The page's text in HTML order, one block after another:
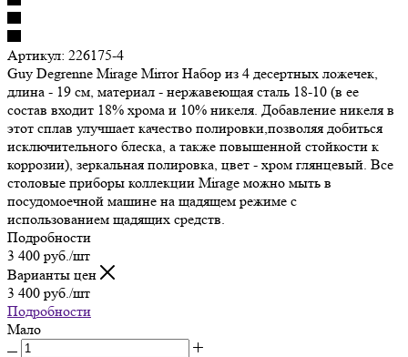
Артикул: 226175-4
Guy Degrenne Mirage Mirror Набор из 4 десертных ложечек,
длина - 19 см, материал - нержавеющая сталь 18-10 (в ее
состав входит 18% хрома и 10% никеля. Добавление никеля в
этот сплав улучшает качество полировки,позволяя добиться
исключительного блеска, а также повышенной стойкости к
коррозии), зеркальная полировка, цвет - хром глянцевый. Все
столовые приборы коллекции Mirage можно мыть в
посудомоечной машине на щадящем режиме с
использованием щадящих средств.
Подробности
3 400 руб. /шт
Варианты цен
3 400 руб. /шт
Подробности
Мало